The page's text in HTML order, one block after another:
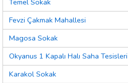
Temel Sokak
Fevzi Çakmak Mahallesi
Magosa Sokak
Okyanus 1 Kapalı Halı Saha Tesisleri
Karakol Sokak